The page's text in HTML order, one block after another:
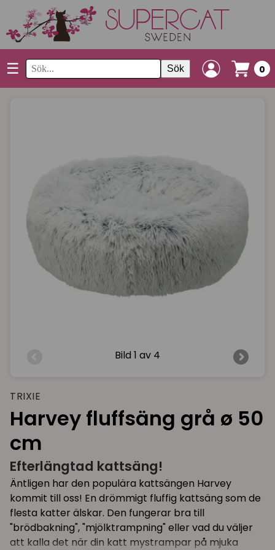
☰ Sök 0
Bild 1 av 4
TRIXIE
Harvey fluffsäng grå ø 50
cm
Efterlängtad kattsäng!
Äntligen har den populära kattsängen Harvey
kommit till oss! En drömmigt fluffig kattsäng som de
flesta katter älskar. Den fungerar bra till
"brödbakning", "mjölktrampning" eller vad du väljer
att kalla det när din katt mystrampar på mjuka